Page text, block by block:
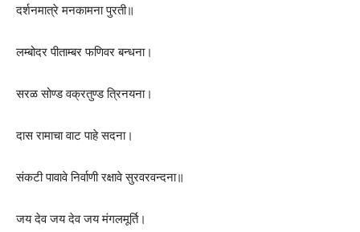
दर्शनमात्रे मनकामना पुरती॥
लम्बोदर पीताम्बर फणिवर बन्धना।
सरळ सोण्ड वक्रतुण्ड त्रिनयना।
दास रामाचा वाट पाहे सदना।
संकटी पावावे निर्वाणी रक्षावे सुरवरवन्दना॥
जय देव जय देव जय मंगलमूर्ति।